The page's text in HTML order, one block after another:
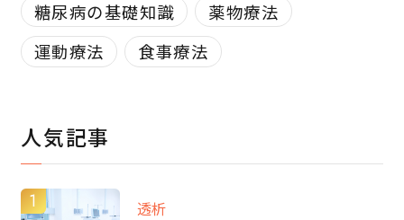
糖尿病の基礎知識
薬物療法
運動療法
食事療法
人気記事
1 透析